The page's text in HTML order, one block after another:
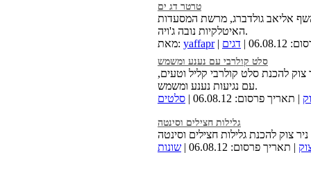
טרטר דג ים
אליאב גולדברג, מרשת המסעדות
האיטלקיות נובה ג'ויה.
מאת: yaffapr | דגים
סלט קולרבי עם נענע ומשמש
להכנת סלט קולרבי קליל וטעים,
עם נגיעות נענע ומשמש.
| תאריך פרסום: 06.08.12 | סלטים
גלילות חצילים וסינטה
| תאריך פרסום: 06.08.12 | שונות